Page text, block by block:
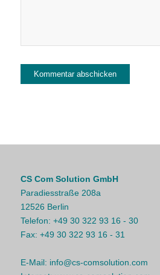
CS Com Solution GmbH
Paradiesstraße 208a
12526 Berlin
Telefon: +49 30 322 93 16 - 30
Fax: +49 30 322 93 16 - 31
E-Mail: info@cs-comsolution.com